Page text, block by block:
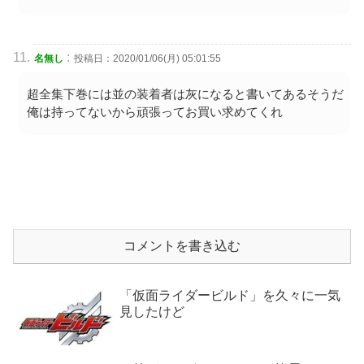
名無し : 投稿日：2020/01/06(月) 05:01:55
超全集下巻には並の装着者は灰になると書いてあるそうだ
俺は持ってないから頑張ってお買い求めてくれ
コメントを書き込む
「仮面ライダービルド」を久々に一気
見したけど